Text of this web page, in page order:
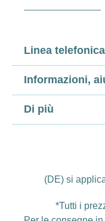
Linea
Informazioni,
Di più
(DE) si
*Tutti i